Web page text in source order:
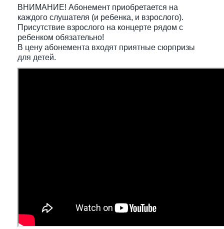
ВНИМАНИЕ! Абонемент приобретается на
каждого слушателя (и ребенка, и взрослого).
Присутствие взрослого на концерте рядом с
ребенком обязательно!
В цену абонемента входят приятные сюрпризы
для детей.